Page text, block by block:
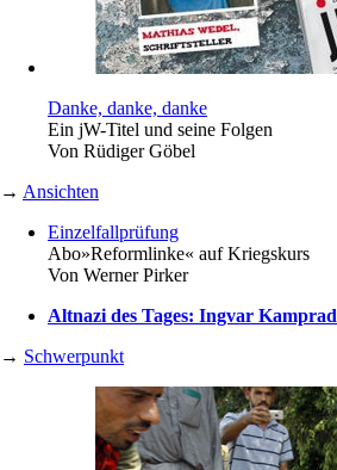
Danke, danke, danke
Ein jW-Titel und seine Folgen
Von Rüdiger Göbel
→ Ansichten
Einzelfallprüfung
Abo»Reformlinke« auf Kriegskurs
Von Werner Pirker
Altnazi des Tages: Ingvar Kamprad
→ Schwerpunkt